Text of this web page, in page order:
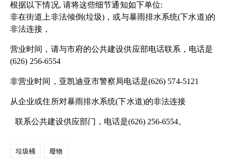
根据以下情况, 请将这些细节通知如下单位:
非在街道上非法倾倒(垃圾) ，或与暴雨排水系统(下水道)的
非法连接，
营业时间，请与市府的公共建设供应部电话联系，电话是
(626) 256-6554
非营业时间，亚凯迪亚市警察局电话是(626) 574-5121
从企业或住所对暴雨排水系统(下水道)的非法连接
联系公共建设供应部门，电话是(626) 256-6554。
垃圾桶 廢物